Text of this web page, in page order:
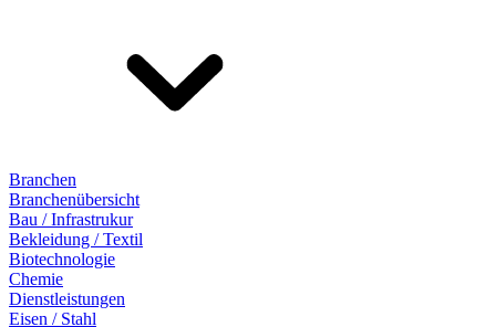
Branchen
Branchenübersicht
Bau / Infrastrukur
Bekleidung / Textil
Biotechnologie
Chemie
Dienstleistungen
Eisen / Stahl